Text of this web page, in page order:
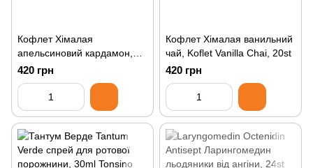
Кофлет Хімалая
апельсиновий кардамон,
Koflet Orange Cardamom,
20st
420 грн
Кофлет Хімалая ванильний
чай, Koflet Vanilla Chai, 20st
420 грн